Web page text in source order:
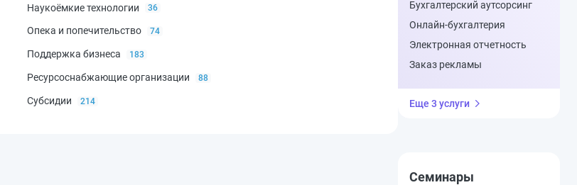
Наукоёмкие технологии 36
Опека и попечительство 74
Поддержка бизнеса 183
Ресурсоснабжающие организации 88
Субсидии 214
Бухгалтерский аутсорсинг
Онлайн-бухгалтерия
Электронная отчетность
Заказ рекламы
Еще 3 услуги
Семинары